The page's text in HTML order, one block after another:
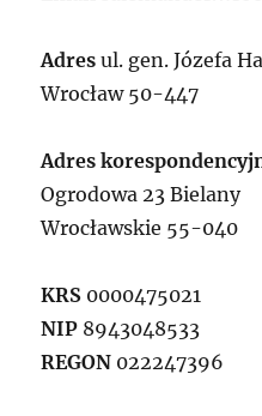
Adres ul. gen. Józefa
Wrocław 50-447
Adres
Ogrodowa 23 Bielany
Wrocławskie 55-040
KRS 0000475021
NIP 8943048533
REGON 022247396